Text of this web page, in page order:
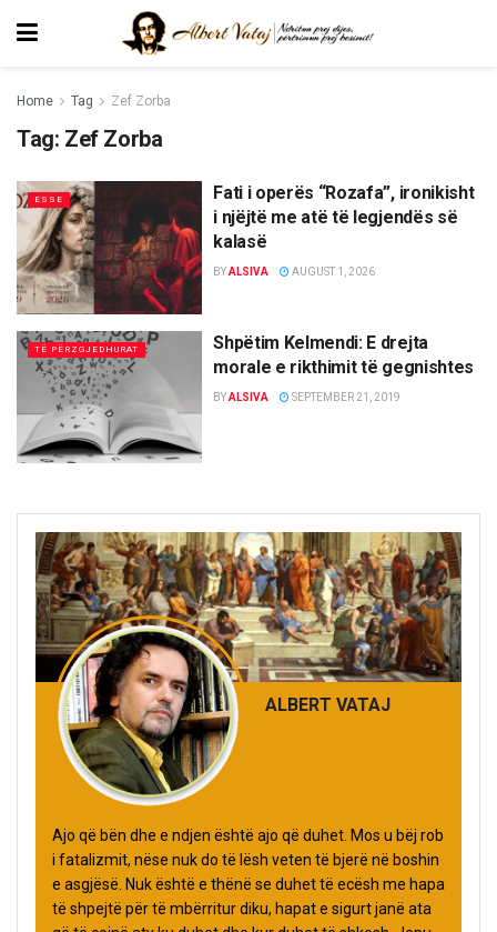
Home Tag Zef Zorba
Tag: Zef Zorba
ESSE
Fati i operës “Rozafa”, ironikisht
i njëjtë me atë të legjendës së
kalasë
BYALSIVA AUGUST 1, 2026
TË PËRZGJEDHURAT
Shpëtim Kelmendi: E drejta
morale e rikthimit të gegnishtes
BYALSIVA SEPTEMBER 21, 2019
ALBERT VATAJ
Ajo që bën dhe e ndjen është ajo që duhet. Mos u bëj rob
i fatalizmit, nëse nuk do të lësh veten të bjerë në boshin
e asgjësë. Nuk është e thënë se duhet të ecësh me hapa
të shpejtë për të mbërritur diku, hapat e sigurt janë ata